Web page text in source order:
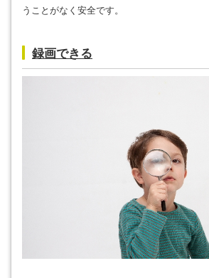
うことがなく安全です。
録画できる